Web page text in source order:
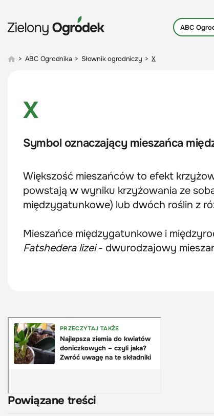
ABC
> ABC Ogrodnika > Słownik ogrodniczy > X
X
Symbol oznaczający mieszańca
Większość mieszańców to efekt
powstają w wyniku krzyżowania ze
międzygatunkowe) lub dwóch roślin z
Mieszańce międzygatunkowe i
Fatshedera lizei- dwurodzajowy
Powiązane treści